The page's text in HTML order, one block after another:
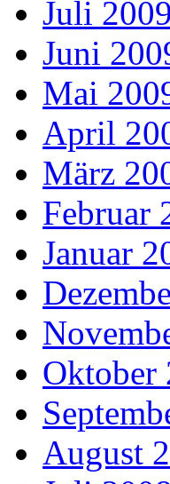
Juli 2009
Juni
Mai
April
März
Februar
Januar
Oktober
August